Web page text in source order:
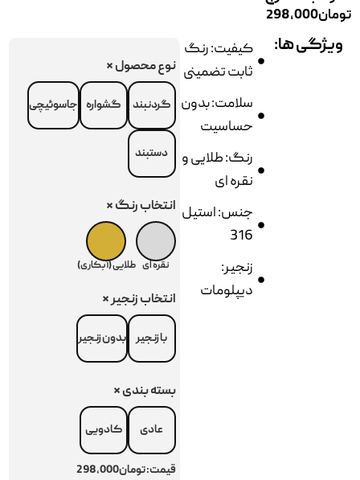
تومان298,000
ویژگی ها:
کیفیت: رنگ
ثابت تضمینی
سلامت: بدون
حساسیت
رنگ: طلایی و
نقره ای
جنس: استیل
316
زنجیر:
دیپلومات
نوع محصول*
گردنبند گشواره جاسوئیچی
دستبند
انتخاب رنگ*
نقره ای طلایی (آبکاری)
انتخاب زنجیر*
با زنجیر بدون زنجیر
بسته بندی*
عادی کادویی
قیمت:تومان298,000